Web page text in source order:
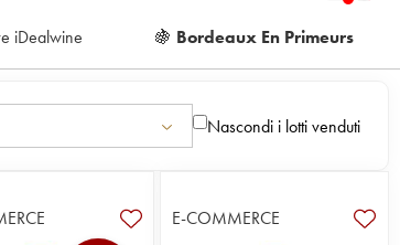
iDealwine 🍇 Bordeaux En Primeurs
Nascondi i lotti venduti
E-COMMERCE